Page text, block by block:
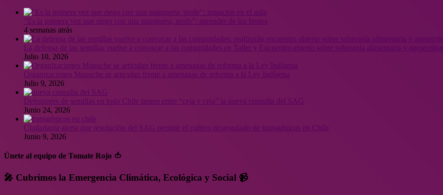
“Es la primera vez que riego con una manguera, profe”: aprender de los brotes
4 semanas atrás
La defensa de las semillas vuelve a convocar a las comunidades en Taller y Encuentro abierto sobre soberanía alimentaria y
Julio 10, 2026
Organizaciones Mapuche se articulan frente a amenazas de reforma a la Ley Indígena
Julio 9, 2026
Defensores de semillas en todo Chile tienen entre “ceja y ceja” la nueva consulta del SAG
Junio 24, 2026
Ciudadanía alerta que resolución del SAG permite el cultivo desregulado de transgénicos en Chile
Junio 9, 2026
Únete al equipo de Tomate Rojo 🍅
🎤 Cubrimos la Emergencia Climática, Ecológica y Social 📹